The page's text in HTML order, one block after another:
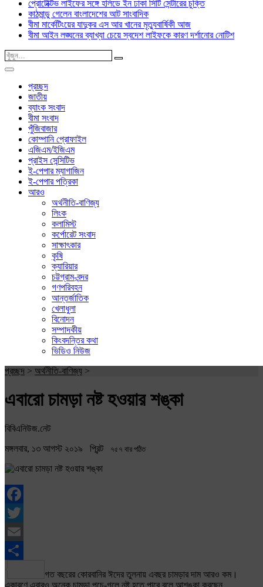
প্রোটেক্টিভ লাইফের সঙ্গে হলিডে ইন ঢাকা সিটি সেন্টারের চুক্তি
কাঠমান্ডু গেলেন বাংলাদেশের আট সাংবাদিক
বীমা মার্কেটিংয়ের যাদুকর এস আর খানের মৃত্যুবার্ষিকী আজ
বীমা আইন লঙ্ঘনের ব্যাখ্যা চেয়ে স্বদেশ লাইফকে কারণ দর্শানোর নোটিশ
প্রচ্ছদ
জাতীয়
ব্যাংক সংবাদ
বীমা সংবাদ
পুঁজিবাজার
কোম্পানি প্রোফাইল
এজিএম/ইজিএম
প্রাইস সেন্সিটিভ
ই-পেপার ম্যাগাজিন
ই-পেপার পত্রিকা
আরও
অর্থনীতি-বাণিজ্য
লিংক
কলামিস্ট
কর্পোরেট সংবাদ
সাক্ষাৎকার
কৃষি
ক্যারিয়ার
চট্টগ্রাম-বন্দর
গণপরিবহন
আন্তর্জাতিক
খেলাধুলা
বিনোদন
সম্পাদকীয়
কিংবদন্তির কথা
ভিডিও নিউজ
প্রচ্ছদ > অর্থনীতি-বাণিজ্য >
এবারো চামড়া নষ্ট হওয়ার শঙ্কা
বিবিএনিউজ.নেট
মঙ্গলবার, ১৩ আগস্ট ২০১৯ প্রিন্ট ৭৫৭ বার পঠিত
Facebook
Twitter
Email
গত বছরের কোরবানির ঈদের তুলনায় এবছর চামড়ার দাম আরও কম।
একারণে এবারও অনেক চামড়া পচে-গলে নষ্ট হতে পারে বলে আশঙ্কা করছেন